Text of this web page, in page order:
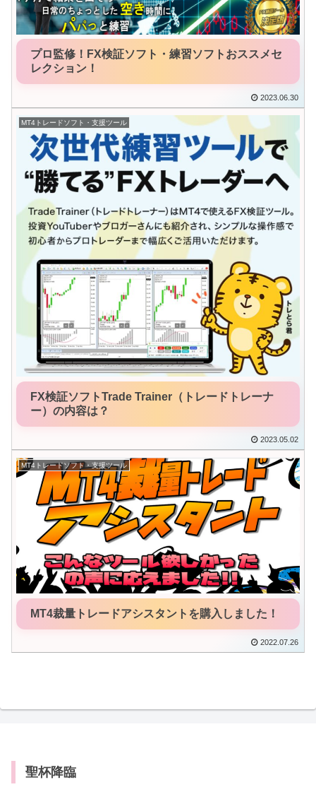
プロ監修！FX検証ソフト・練習ソフトおススメセ
レクション！
2023.06.30
MT4トレードソフト・支援ツール
FX検証ソフトTrade Trainer（トレードトレーナ
ー）の内容は？
2023.05.02
MT4トレードソフト・支援ツール
MT4裁量トレードアシスタントを購入しました！
2022.07.26
聖杯降臨